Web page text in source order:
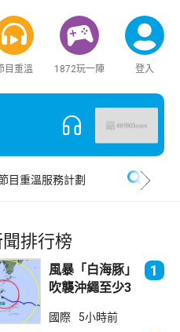
目重溫 1872玩一陣 登入
目重溫服務計劃
排行榜
風暴「白海豚」
吹襲沖繩至少3
取消
1
國際 5小時前